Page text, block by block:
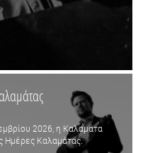
2026, η Καλαμάτα
Ημέρες Καλαμάτας.